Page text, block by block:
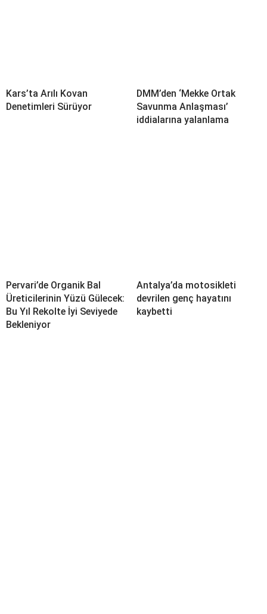
Kars’ta Arılı Kovan
Denetimleri Sürüyor
DMM’den ‘Mekke Ortak
Savunma Anlaşması’
iddialarına yalanlama
Pervari’de Organik Bal
Üreticilerinin Yüzü Gülecek:
Bu Yıl Rekolte İyi Seviyede
Bekleniyor
Antalya’da motosikleti
devrilen genç hayatını
kaybetti